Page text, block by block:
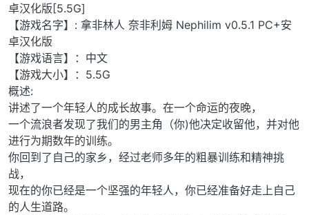
卓汉化版[5.5G]
【游戏名字】: 拿非林人 奈非利姆 Nephilim v0.5.1 PC+安
卓汉化版
【游戏语言】：中文
【游戏大小】：5.5G
概述:
讲述了一个年轻人的成长故事。在一个命运的夜晚，
一个流浪者发现了我们的男主角（你)他决定收留他，并对他
进行为期数年的训练。
你回到了自己的家乡，经过老师多年的粗暴训练和精神挑
战，
现在的你已经是一个坚强的年轻人，你已经准备好走上自己
的人生道路。